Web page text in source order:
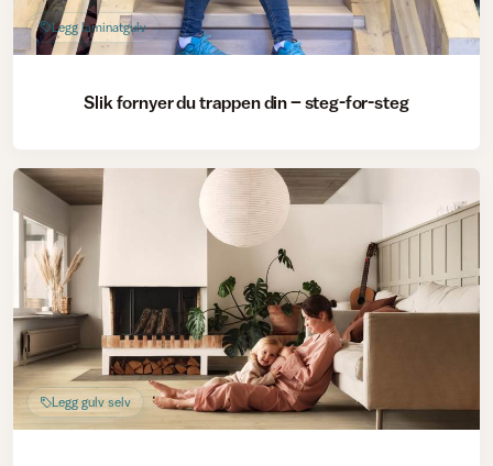
Legg laminatgulv
Slik fornyer du trappen din – steg-for-steg
Legg gulv selv